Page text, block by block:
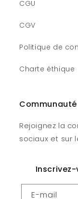
CGU
CGV
Politique de
Charte éthique
Communauté
Rejoignez la
sociaux et sur
E-mail